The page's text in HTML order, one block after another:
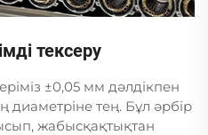
тексеру
±0,05 мм дәлдікпен
тең. Бұл әрбір
жабысқақтықтан